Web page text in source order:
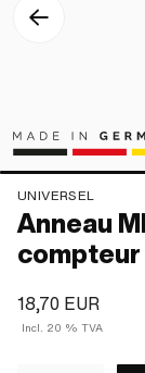
UNIVERSEL
Anneau
compteur
18,70 EUR
Incl. 20 % TVA